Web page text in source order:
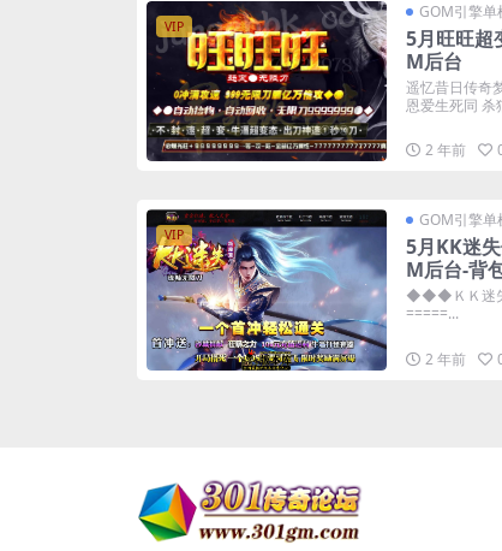
VIP
GOM引擎单
5月旺旺超
M后台
遥忆昔日传
恩爱生死同
2 年前
VIP
GOM引擎单
5月KK迷
M后台-背
◆◆◆ＫＫ迷
=====...
2 年前